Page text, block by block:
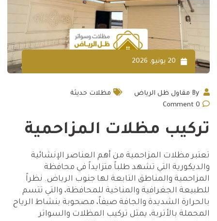
20 يونيو, 2026
By مقاول ظل الرياض
مظلات حديثة
0
Comment
تركيب مظلات المزاحمية
تعتبر مظلات المزاحمية من أهم العناصر الإنشائية
والديكورية التي تشهد طلباً متزايداً في محافظة
المزاحمية والمناطق التابعة لها جنوب الرياض. نظراً
للطبيعة الجغرافية والمناخية للمحافظة، والتي تتسم
بالحرارة الشديدة والجافة صيفاً، مصحوبة بنشاط الرياح
المحملة بالأتربة، يمثل تركيب المظلات والسواتر